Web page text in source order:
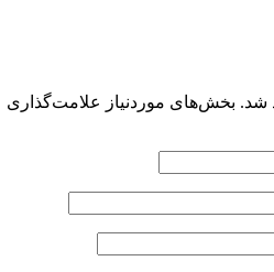
شد. بخش‌های موردنیاز علامت‌گذاری